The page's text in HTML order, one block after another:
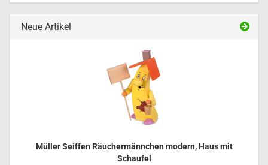
Neue Artikel
Müller Seiffen Räuchermännchen modern, Haus mit
Schaufel